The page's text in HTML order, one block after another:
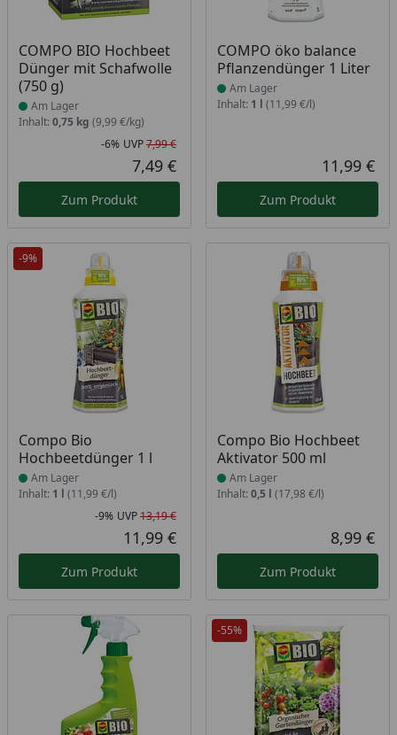
COMPO BIO Hochbeet
Dünger mit Schafwolle
(750 g)
Produkt am Lager
Am Lager
Inhalt: 0,75 kg (9,99 €/kg)
Rabatt in Prozent
-6%
Ursprünglicher Preis
UVP7,99 €
Aktueller Preis
7,49 €
Zum Produkt
COMPO öko balance
Pflanzendünger 1 Liter
Produkt am Lager
Am Lager
Inhalt: 1 l (11,99 €/l)
11,99 €
Zum Produkt
-9%
Compo Bio
Hochbeetdünger 1 l
Produkt am Lager
Am Lager
Inhalt: 1 l (11,99 €/l)
Rabatt in Prozent
-9%
Ursprünglicher Preis
UVP13,19 €
Aktueller Preis
11,99 €
Zum Produkt
Compo Bio Hochbeet
Aktivator 500 ml
Produkt am Lager
Am Lager
Inhalt: 0,5 l (17,98 €/l)
8,99 €
Zum Produkt
-55%